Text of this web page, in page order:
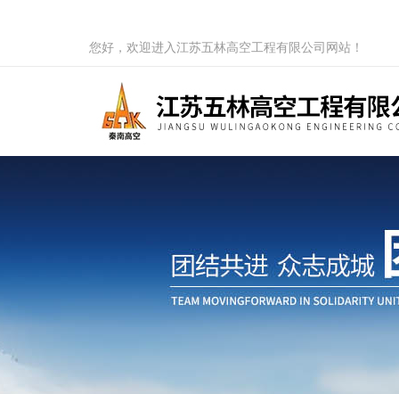
您好，欢迎进入江苏五林高空工程有限公司网站！